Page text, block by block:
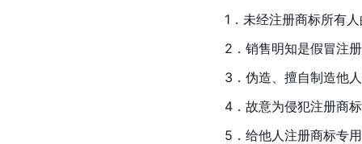
1．未经注册商标所有
2．销售明知是假冒注
3．伪造、擅自制造他
4．故意为侵犯注册商
5．给他人注册商标专